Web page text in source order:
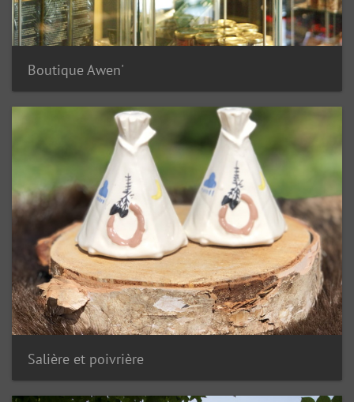
Boutique Awen'
Salière et poivrière